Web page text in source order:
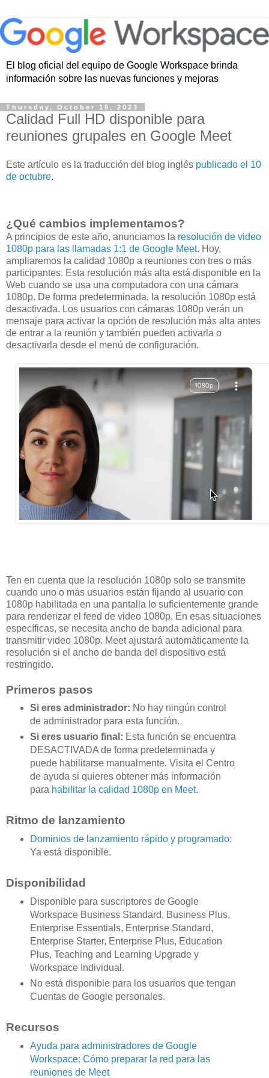
El blog oficial del equipo de Google Workspace brinda
información sobre las nuevas funciones y mejoras
Thursday, October 19, 2023
Calidad Full HD disponible para
reuniones grupales en Google Meet
Este artículo es la traducción del blog inglés publicado el 10
de octubre.
¿Qué cambios implementamos?
A principios de este año, anunciamos la resolución de video
1080p para las llamadas 1:1 de Google Meet. Hoy,
ampliaremos la calidad 1080p a reuniones con tres o más
participantes. Esta resolución más alta está disponible en la
Web cuando se usa una computadora con una cámara
1080p. De forma predeterminada, la resolución 1080p está
desactivada. Los usuarios con cámaras 1080p verán un
mensaje para activar la opción de resolución más alta antes
de entrar a la reunión y también pueden activarla o
desactivarla desde el menú de configuración.
Ten en cuenta que la resolución 1080p solo se transmite
cuando uno o más usuarios están fijando al usuario con
1080p habilitada en una pantalla lo suficientemente grande
para renderizar el feed de video 1080p. En esas situaciones
específicas, se necesita ancho de banda adicional para
transmitir video 1080p. Meet ajustará automáticamente la
resolución si el ancho de banda del dispositivo está
restringido.
Primeros pasos
Si eres administrador: No hay ningún control
de administrador para esta función.
Si eres usuario final: Esta función se encuentra
DESACTIVADA de forma predeterminada y
puede habilitarse manualmente. Visita el Centro
de ayuda si quieres obtener más información
para habilitar la calidad 1080p en Meet.
Ritmo de lanzamiento
Dominios de lanzamiento rápido y programado:
Ya está disponible.
Disponibilidad
Disponible para suscriptores de Google
Workspace Business Standard, Business Plus,
Enterprise Essentials, Enterprise Standard,
Enterprise Starter, Enterprise Plus, Education
Plus, Teaching and Learning Upgrade y
Workspace Individual.
No está disponible para los usuarios que tengan
Cuentas de Google personales.
Recursos
Ayuda para administradores de Google
Workspace: Cómo preparar la red para las
reuniones de Meet